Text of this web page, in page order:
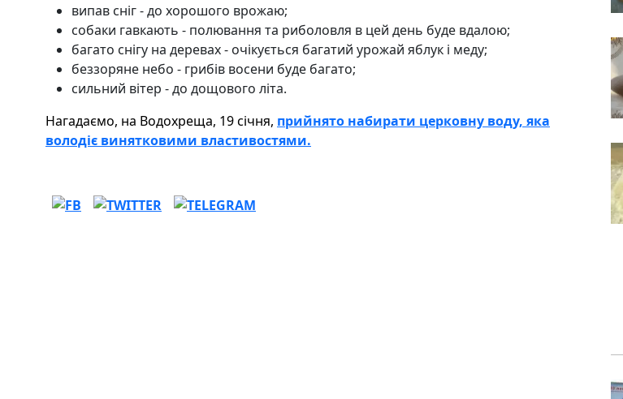
випав сніг - до хорошого врожаю;
собаки гавкають - полювання та риболовля в цей день буде вдалою;
багато снігу на деревах - очікується багатий урожай яблук і меду;
беззоряне небо - грибів восени буде багато;
сильний вітер - до дощового літа.
Нагадаємо, на Водохреща, 19 січня, прийнято набирати церковну воду, яка
володіє винятковими властивостями.